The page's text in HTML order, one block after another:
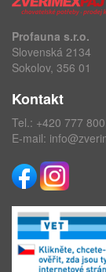
Profauna s.r.o.
Slovenská 2134
Sokolov, 356 01
Kontakt
Tel.: +420 777
E-mail: